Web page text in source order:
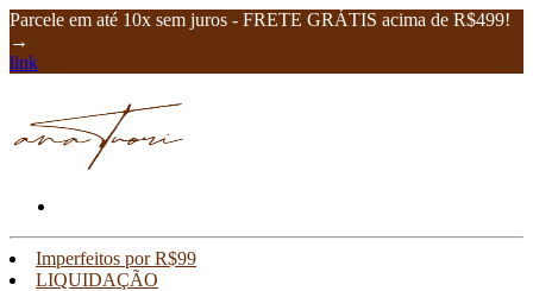
Parcele em até 10x sem juros - FRETE GRÁTIS acima de R$499!
→
link
Imperfeitos por R$99
LIQUIDAÇÃO